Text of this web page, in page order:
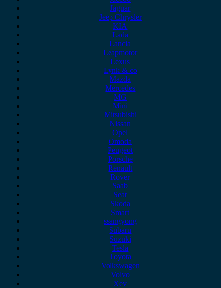
Jaguar
Jeep Chrysler
KIA
Lada
Lancia
Leapmotor
Lexus
Lynk & co
Mazda
Mercedes
MG
Mini
Mitsubishi
Nissan
Opel
Omoda
Peugeot
Porsche
Renault
Rover
Saab
Seat
Skoda
Smart
ssangyong
Subaru
Suzuki
Tesla
Toyota
Volkswagen
Volvo
Xev